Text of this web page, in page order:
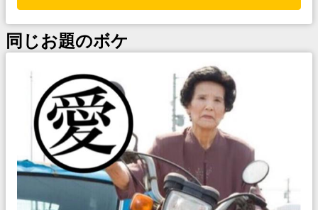
同じお題のボケ